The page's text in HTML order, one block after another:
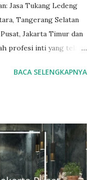
Jasa Tukang Ledeng
Tangerang Selatan
Jakarta Timur dan
profesi inti yang telah
order jasa kami silakan
7070-5141 Layanan dan
kami. Layanan
BACA SELENGKAPNYA